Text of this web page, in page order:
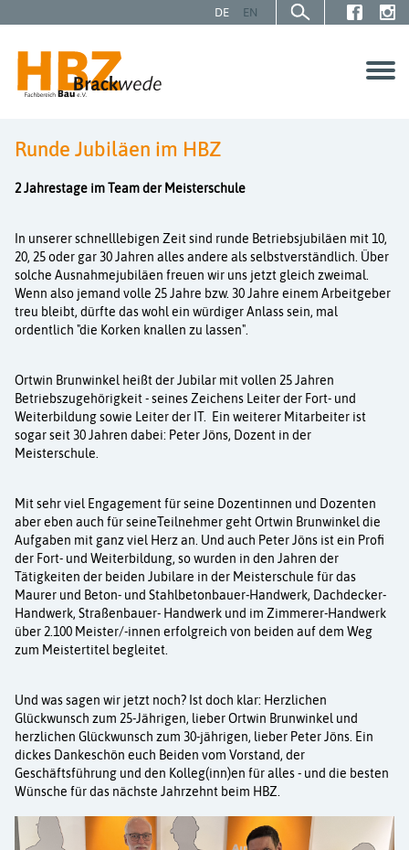
DE EN
Über uns
Service
Aktuelles
Kurse
Projekte
Berufe
Kontakt
SCHÜLER | AZUBIS
UNTERNEHMEN
Runde Jubiläen im HBZ
2 Jahrestage im Team der Meisterschule
In unserer schnelllebigen Zeit sind runde Betriebsjubiläen mit 10,
20, 25 oder gar 30 Jahren alles andere als selbstverständlich. Über
solche Ausnahmejubiläen freuen wir uns jetzt gleich zweimal.
Wenn also jemand volle 25 Jahre bzw. 30 Jahre einem Arbeitgeber
treu bleibt, dürfte das wohl ein würdiger Anlass sein, mal
ordentlich "die Korken knallen zu lassen".
Ortwin Brunwinkel heißt der Jubilar mit vollen 25 Jahren
Betriebszugehörigkeit - seines Zeichens Leiter der Fort- und
Weiterbildung sowie Leiter der IT. Ein weiterer Mitarbeiter ist
sogar seit 30 Jahren dabei: Peter Jöns, Dozent in der
Meisterschule.
Mit sehr viel Engagement für seine Dozentinnen und Dozenten
aber eben auch für seineTeilnehmer geht Ortwin Brunwinkel die
Aufgaben mit ganz viel Herz an. Und auch Peter Jöns ist ein Profi
der Fort- und Weiterbildung, so wurden in den Jahren der
Tätigkeiten der beiden Jubilare in der Meisterschule für das
Maurer und Beton- und Stahlbetonbauer-Handwerk, Dachdecker-
Handwerk, Straßenbauer- Handwerk und im Zimmerer-Handwerk
über 2.100 Meister/-innen erfolgreich von beiden auf dem Weg
zum Meistertitel begleitet.
Und was sagen wir jetzt noch? Ist doch klar: Herzlichen
Glückwunsch zum 25-Jährigen, lieber Ortwin Brunwinkel und
herzlichen Glückwunsch zum 30-jährigen, lieber Peter Jöns. Ein
dickes Dankeschön euch Beiden vom Vorstand, der
Geschäftsführung und den Kolleg(inn)en für alles - und die besten
Wünsche für das nächste Jahrzehnt beim HBZ.